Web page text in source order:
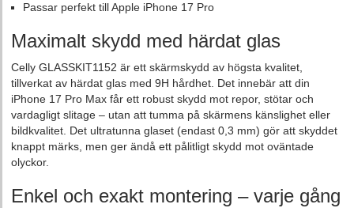
Passar perfekt till Apple iPhone 17 Pro
Maximalt skydd med härdat glas
Celly GLASSKIT1152 är ett skärmskydd av högsta kvalitet,
tillverkat av härdat glas med 9H hårdhet. Det innebär att din
iPhone 17 Pro Max får ett robust skydd mot repor, stötar och
vardagligt slitage – utan att tumma på skärmens känslighet eller
bildkvalitet. Det ultratunna glaset (endast 0,3 mm) gör att skyddet
knappt märks, men ger ändå ett pålitligt skydd mot oväntade
olyckor.
Enkel och exakt montering – varje gång